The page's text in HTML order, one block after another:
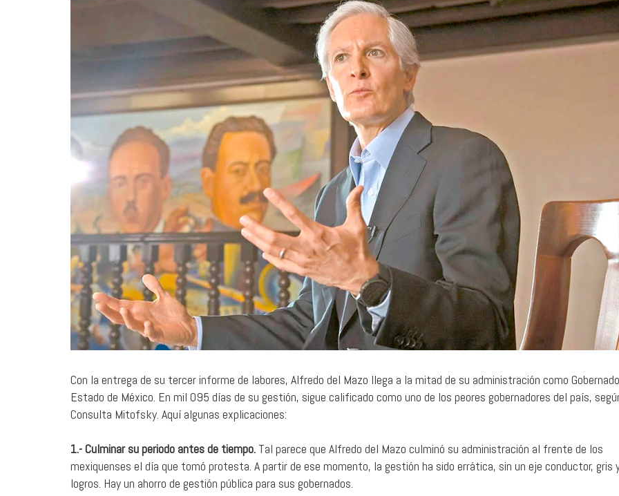
Con la entrega de su tercer informe de labores, Alfredo del Mazo llega a la mitad de su administración como
Estado de México. En mil 095 días de su gestión, sigue calificado como uno de los peores gobernadores del país,
Consulta Mitofsky. Aquí algunas explicaciones:
1.- Culminar su periodo antes de tiempo. Tal parece que Alfredo del Mazo culminó su administración al frente de los
mexiquenses el día que tomó protesta. A partir de ese momento, la gestión ha sido errática, sin un eje conductor, gris
logros. Hay un ahorro de gestión pública para sus gobernados.
31 julio, 2026
Time will be a healer: un lugar
donde el éxito no significa nada
SONOGRAFÍAS
25 julio, 2026
Hurdy Gurdy Man: mapas de
creatividad
MÚSICA
The Thread: Las
Adiós
SONOGRAFÍAS